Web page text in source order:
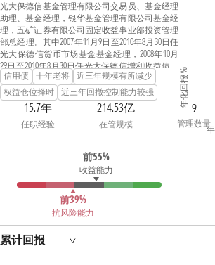
光大保德信基金管理有限公司交易员、基金经理
助理、基金经理，银华基金管理有限公司基金经
理，五矿证券有限公司固定收益事业部投资管理
部总经理。其中2007年11月9日至2010年8月30日任
光大保德信货币市场基金基金经理，2008年10月
29日至2010年8月30日任光大保德信增利收益债券
型证券投资基金基金经理，2011年6月28日至2013
年6月16日任银华永祥保本混合型证券投资基金
基金经理，2011年8月2日至2014年4月24日任银华
货币市场证券投资基金基金经理，2012年8月9日
至2014年10月7日任银华纯债信用主题债券型证券
年4月24日任银华交易型货币市场基金基金经
理，2013年8月7日至2014年10月7日任银华信用四
季红债券型证券投资基金基金经理，2013年9月18
日至2014年10月7日任银华信用季季红债券型证券
投资基金基金经理，2014年5月8日至2014年10月7
日任银华信用债券型证券投资基金(LOF)基金经
2017年6月10日至2018年7月18日担任交银施罗德丰
硕收益债券型证券投资基金的基金经理。2017年6
信用债 十年老将
近三年规模有所减少
权益仓位择时
近三年回撤控制能力较强
15.7年
任职经验
214.53亿
在管规模
9
管理数量
前55%
收益能力
前39%
抗风险能力
年化回报 %
累计回报